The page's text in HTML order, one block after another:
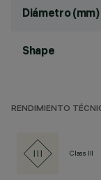
Diámetro (mm)
Shape
RENDIMIENTO
Class III